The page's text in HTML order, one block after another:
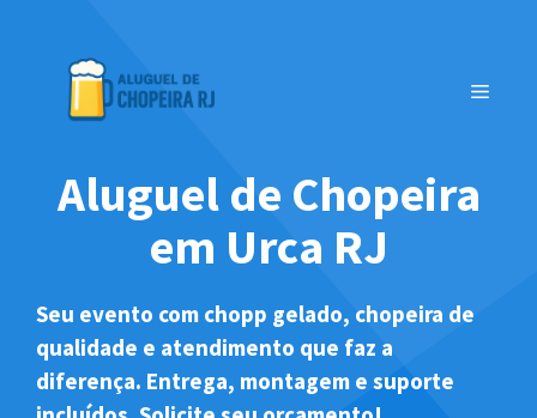
conteúdo
MENU
Aluguel de Chopeira
em Urca RJ
Seu evento com chopp gelado, chopeira de
qualidade e atendimento que faz a
diferença. Entrega, montagem e suporte